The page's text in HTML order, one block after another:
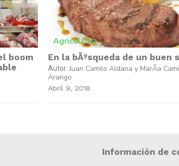
boom
Agricultura
En la bÃºsqueda de un buen
Autor: Juan Camilo Aldana y MarÃ­a
Arango
Abril 9, 2018
Información de